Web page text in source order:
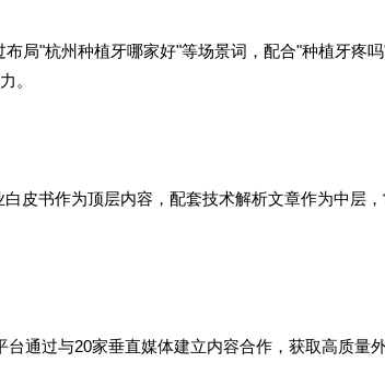
局"杭州种植牙哪家好"等场景词，配合"种植牙疼
。
皮书作为顶层内容，配套技术解析文章作为中层
通过与20家垂直媒体建立内容合作，获取高质量